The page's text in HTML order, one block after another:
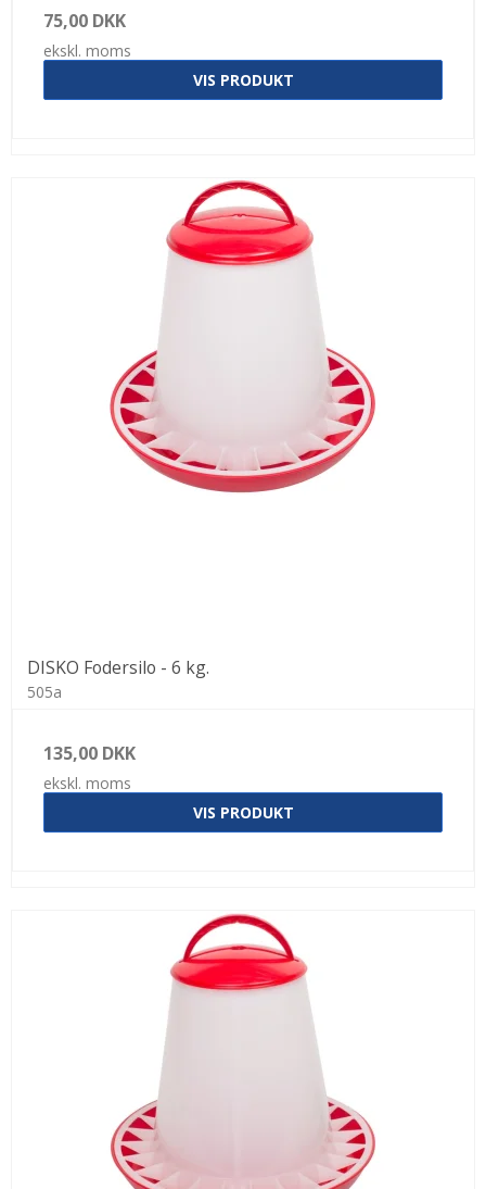
75,00 DKK
ekskl. moms
VIS PRODUKT
DISKO Fodersilo - 6 kg.
505a
135,00 DKK
ekskl. moms
VIS PRODUKT